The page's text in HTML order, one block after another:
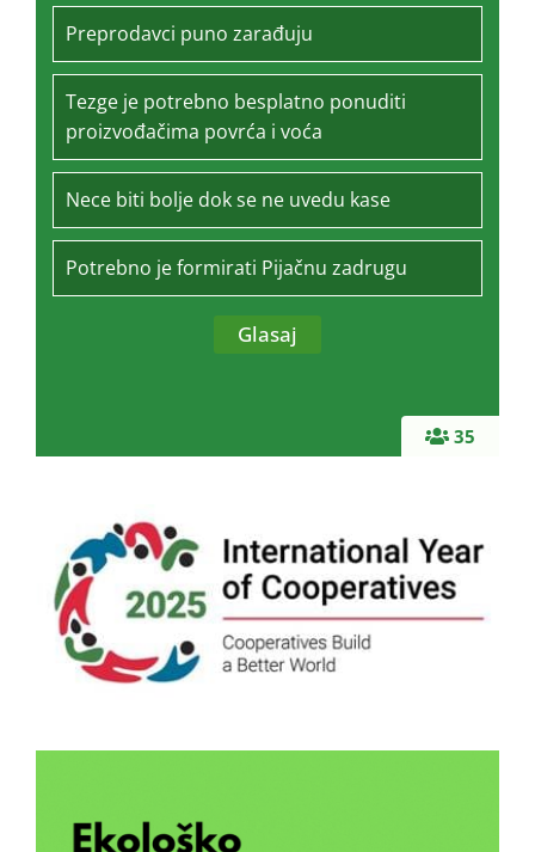
35
Preprodavci puno zarađuju
Tezge je potrebno besplatno ponuditi
proizvođačima povrća i voća
Nece biti bolje dok se ne uvedu kase
Potrebno je formirati Pijačnu zadrugu